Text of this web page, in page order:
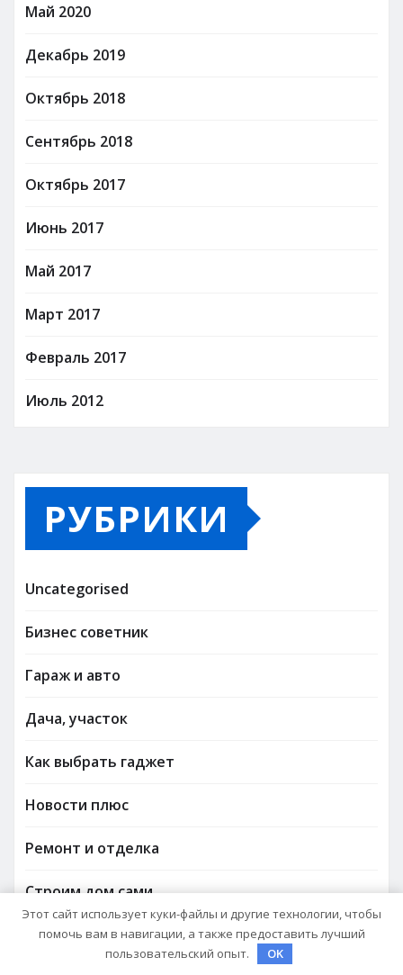
Май 2020
Декабрь 2019
Октябрь 2018
Сентябрь 2018
Октябрь 2017
Июнь 2017
Май 2017
Март 2017
Февраль 2017
Июль 2012
РУБРИКИ
Uncategorised
Бизнес советник
Гараж и авто
Дача, участок
Как выбрать гаджет
Новости плюс
Ремонт и отделка
Строим дом сами
Этот сайт использует куки-файлы и другие технологии, чтобы
помочь вам в навигации, а также предоставить лучший
пользовательский опыт.
OK